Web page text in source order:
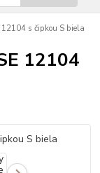
s čipkou S biela
12104